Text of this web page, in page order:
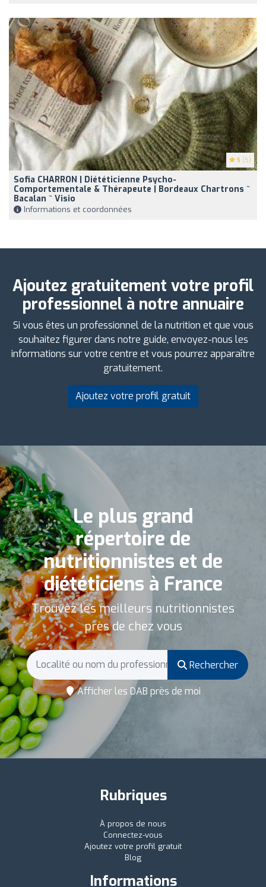
5 (5)
Sofia CHARRON | Diététicienne Psycho-
Comportementale & Thérapeute | Bordeaux Chartrons ~
Bacalan ~ Visio
Informations et coordonnées
Ajoutez gratuitement votre profil
professionnel à notre annuaire
Si vous êtes un professionnel de la nutrition et que vous
souhaitez figurer dans notre guide, envoyez-nous les
informations sur votre centre et vous pourrez apparaître
gratuitement.
Ajoutez votre profil gratuit
Le plus grand
répertoire de
nutritionnistes et de
diététiciens à France
Trouvez les meilleurs nutritionnistes
près de chez vous
Rechercher
Afficher les DAB près de moi
Rubriques
À propos de nous
Connectez-vous
Ajoutez votre profil gratuit
Blog
Informations